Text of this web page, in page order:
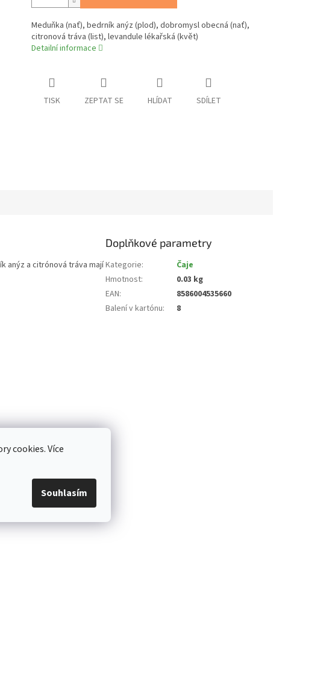
cookies. Více
Souhlasím
Meduňka (nať), bedrník anýz (plod), dobromysl obecná (nať),
citronová tráva (list), levandule lékařská (květ)
Detailní informace
TISK ZEPTAT SE HLÍDAT SDÍLET
anýz a citrónová tráva mají
Doplňkové parametry
Kategorie:
Čaje
Hmotnost:
0.03 kg
EAN:
8586004535660
Balení v kartónu: 8